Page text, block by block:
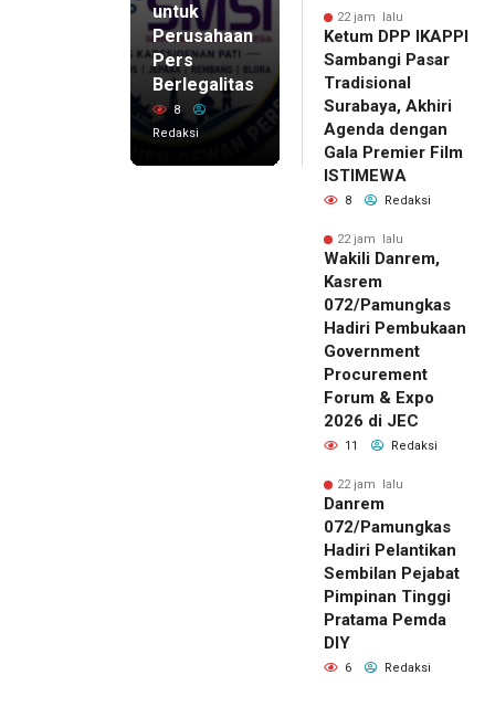
untuk
Perusahaan
Pers
Berlegalitas
8
Redaksi
22 jam lalu
Ketum DPP IKAPPI
Sambangi Pasar
Tradisional
Surabaya, Akhiri
Agenda dengan
Gala Premier Film
ISTIMEWA
8 Redaksi
22 jam lalu
Wakili Danrem,
Kasrem
072/Pamungkas
Hadiri Pembukaan
Government
Procurement
Forum & Expo
2026 di JEC
11 Redaksi
22 jam lalu
Danrem
072/Pamungkas
Hadiri Pelantikan
Sembilan Pejabat
Pimpinan Tinggi
Pratama Pemda
DIY
6 Redaksi